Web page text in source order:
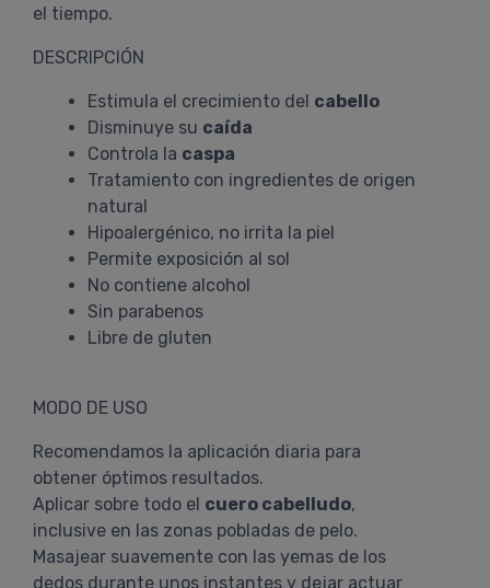
el tiempo.
DESCRIPCIÓN
Estimula el crecimiento del cabello
Disminuye su caída
Controla la caspa
Tratamiento con ingredientes de origen
natural
Hipoalergénico, no irrita la piel
Permite exposición al sol
No contiene alcohol
Sin parabenos
Libre de gluten
MODO DE USO
Recomendamos la aplicación diaria para
obtener óptimos resultados.
Aplicar sobre todo el cuero cabelludo,
inclusive en las zonas pobladas de pelo.
Masajear suavemente con las yemas de los
dedos durante unos instantes y dejar actuar